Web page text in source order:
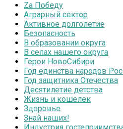
Zа Победу
Аграрный сектор
Активное долголетие
Безопасность
В образовании округа
В селах нашего округа
Герои НовоСибири
Год единства народов
Год защитника Отечества
Десятилетие детства
Жизнь и кошелек
Здоровье
Знай наших!